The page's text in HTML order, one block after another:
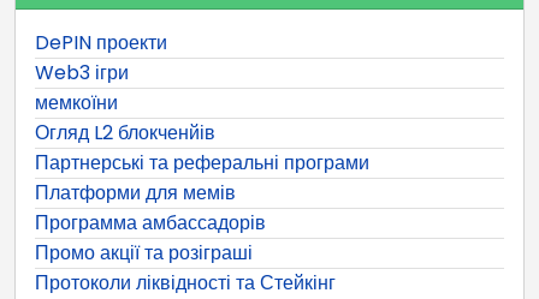
DePIN проекти
Web3 ігри
мемкоїни
Огляд L2 блокченйів
Партнерські та реферальні програми
Платформи для мемів
Программа амбассадорів
Промо акції та розіграші
Протоколи ліквідності та Стейкінг